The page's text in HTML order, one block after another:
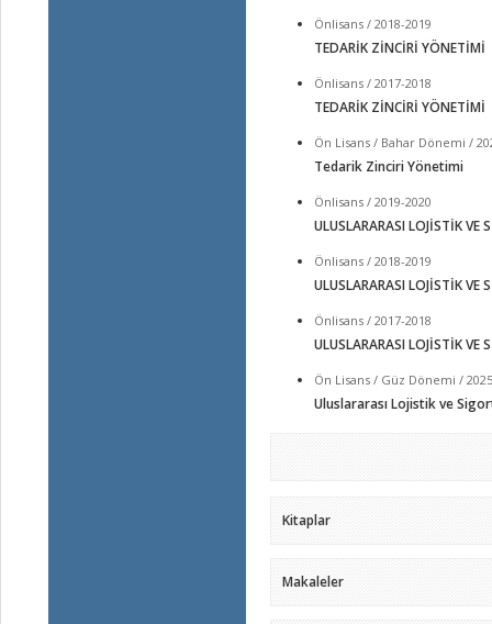
Önlisans / 2018-2019
TEDARİK ZİNCİRİ YÖNETİMİ
Önlisans / 2017-2018
TEDARİK ZİNCİRİ YÖNETİMİ
Ön Lisans / Bahar Dönemi /
Tedarik Zinciri Yönetimi
Önlisans / 2019-2020
ULUSLARARASI LOJİSTİK VE
Önlisans / 2018-2019
ULUSLARARASI LOJİSTİK VE
Önlisans / 2017-2018
ULUSLARARASI LOJİSTİK VE
Ön Lisans / Güz Dönemi /
Uluslararası Lojistik ve
Kitaplar
Makaleler